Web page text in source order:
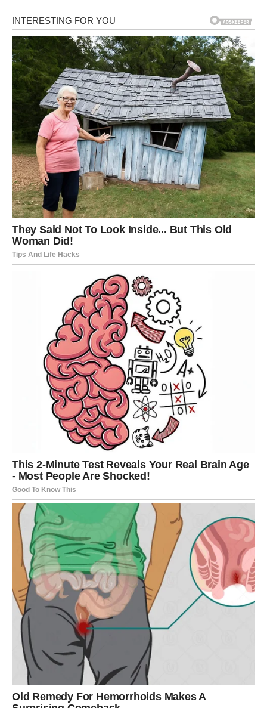
Najveće iznenađenje biće to što ćete osetiti sigurnost –
bez potrebe da sve kontrolišete.
POSLOVNI TRIJUMF KOJI
VRAĆA SAMOPOUZDANJE
Jarac je znak ambicije i rada. Vi ste spremni da čekate, da
planirate, da ulažete trud bez garancije. Ali u poslednje
vreme možda ste se pitali kada dolazi nagrada.
Dolazi sada.
Moguće je:
unapređenje ili nova poslovna pozicija
finansijski pomak koji donosi stabilnost
rešavanje dugotrajnog problema
priznanje od osobe čije vam mišljenje znači
Ovo neće biti prolazna prilika. Biće to korak koji menja
pravac. Korak koji vam daje osećaj da ste konačno na
sigurnom terenu.
Novac dolazi kao rezultat discipline. A uz novac dolazi i
UNUTRAŠNJI MIR – NAJVEĆA
NAGRADA
Jarac retko pokazuje koliko ga pogađa tuđa
neodgovornost. Koliko ga umara haos. Koliko ga boli kada
mora sve sam.
U ovom periodu dolazi olakšanje.
Osetićete kako se teret smanjuje. Kako više ne morate da
nosite tuđe greške. Kako se situacije rešavaju bez vaše
konstantne intervencije.
To je znak da se karmički ciklus zatvara.